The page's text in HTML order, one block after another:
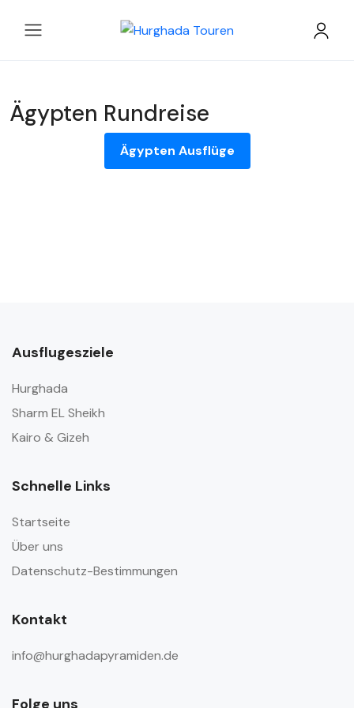
Ägypten Rundreise
Ägypten Ausflüge
Ausflugesziele
Hurghada
Sharm EL Sheikh
Kairo & Gizeh
Schnelle Links
Startseite
Über uns
Datenschutz-Bestimmungen
Kontakt
info@hurghadapyramiden.de
Folge uns